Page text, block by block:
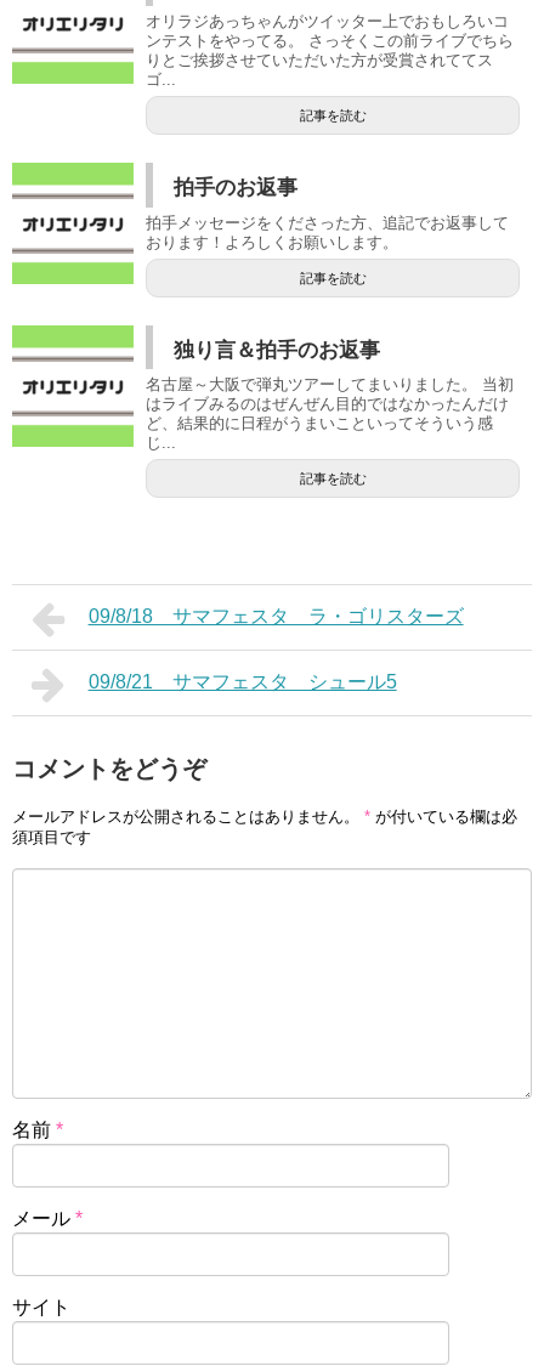
オリラジあっちゃんがツイッター上でおもしろいコ
ンテストをやってる。 さっそくこの前ライブでちら
りとご挨拶させていただいた方が受賞されててス
ゴ...
記事を読む
拍手のお返事
拍手メッセージをくださった方、追記でお返事して
おります！よろしくお願いします。
記事を読む
独り言＆拍手のお返事
名古屋～大阪で弾丸ツアーしてまいりました。 当初
はライブみるのはぜんぜん目的ではなかったんだけ
ど、結果的に日程がうまいこといってそういう感
じ...
記事を読む
09/8/18 サマフェスタ ラ・ゴリスターズ
09/8/21 サマフェスタ シュール5
コメントをどうぞ
メールアドレスが公開されることはありません。 * が付いている欄は必
須項目です
名前 *
メール *
サイト